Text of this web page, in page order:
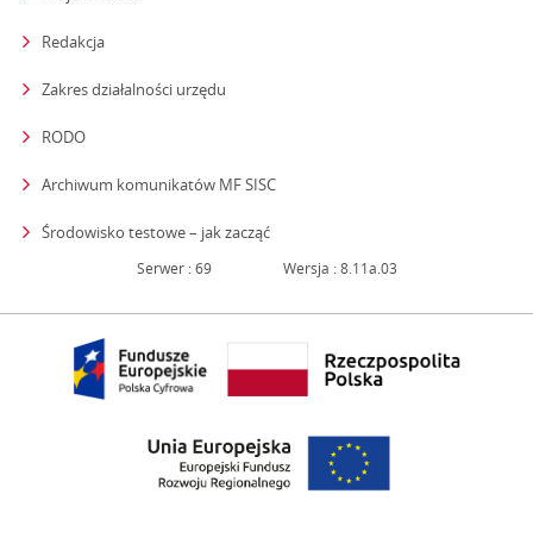
Redakcja
Zakres działalności urzędu
RODO
Archiwum komunikatów MF SISC
Środowisko testowe – jak zacząćstrona otwiera się w nowym oknie
Serwer : 69 Wersja : 8.11a.03